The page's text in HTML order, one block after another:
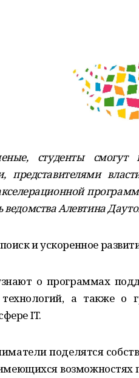
студенты смогут
представителями
ведомства Алевтина
и ускоренное
о программах
а также о
IT.
поделятся
возможностях